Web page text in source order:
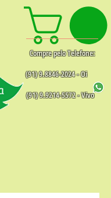
Compre pelo Telefone:
(91) 9.8846-2024- Oi
(91) 9.9214-5572- Vivo